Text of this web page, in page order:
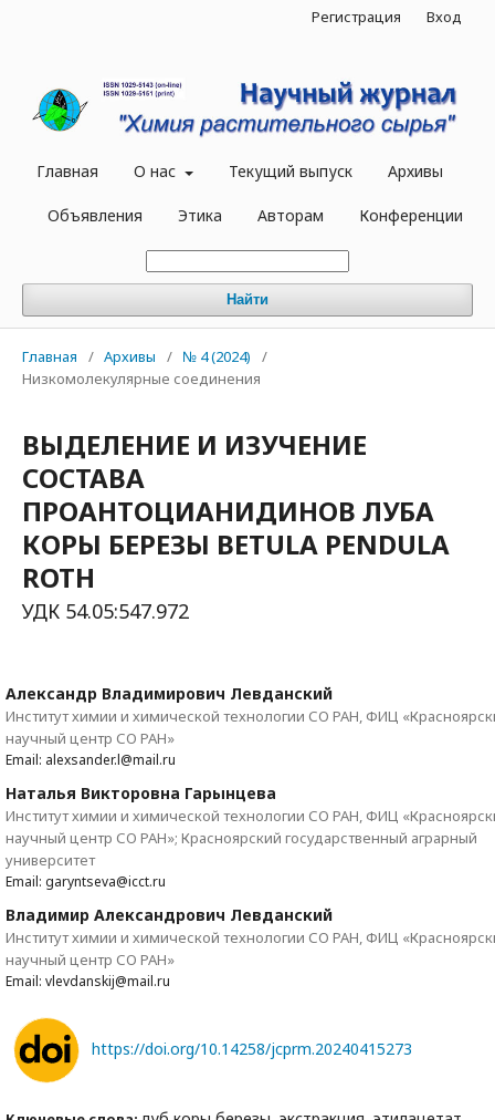
Главная О нас Текущий выпуск Архивы
Объявления Этика Авторам Конференции
Найти
Регистрация Вход
Главная / Архивы / № 4 (2024)
/
Низкомолекулярные соединения
ВЫДЕЛЕНИЕ И ИЗУЧЕНИЕ
СОСТАВА
ПРОАНТОЦИАНИДИНОВ ЛУБА
КОРЫ БЕРЕЗЫ BETULA PENDULA
ROTH
УДК 54.05:547.972
Александр Владимирович Левданский
Институт химии и химической технологии СО РАН, ФИЦ
научный центр СО РАН»
Email: alexsander.l@mail.ru
Наталья Викторовна Гарынцева
Институт химии и химической технологии СО РАН, ФИЦ
научный центр СО РАН»; Красноярский государственный аграрный
университет
Email: garyntseva@icct.ru
Владимир Александрович Левданский
Институт химии и химической технологии СО РАН, ФИЦ
научный центр СО РАН»
Email: vlevdanskij@mail.ru
https://doi.org/10.14258/jcprm.20240415273